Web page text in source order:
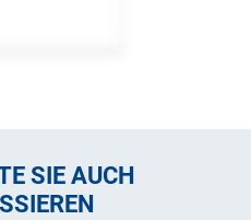
SIE AUCH